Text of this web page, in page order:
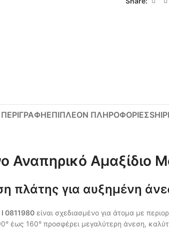
ΠΕΡΙΓΡΑΦΉΕΠΙΠΛΈΟΝ ΠΛΗΡΟΦΟΡΊΕΣ
Αναπηρικό Αμαξίδιο
πλάτης για αυξημένη
0811980 είναι σχεδιασμένο για άτομα με
έως 160° προσφέρει μεγαλύτερη άνεση,